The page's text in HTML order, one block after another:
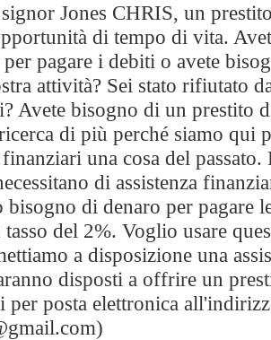
Jones CHRIS, un
di tempo di vita.
pagare i debiti o avete
attività? Sei stato rifiutato
Avete bisogno di un prestito
di più perché siamo qui
una cosa del passato.
di assistenza
bisogno di denaro per pagare
del 2%. Voglio usare
a disposizione una
disposti a offrire un
per posta elettronica